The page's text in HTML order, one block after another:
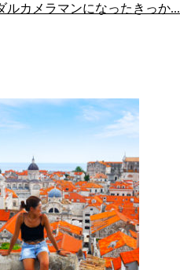
ルカメラマンになったきっか...